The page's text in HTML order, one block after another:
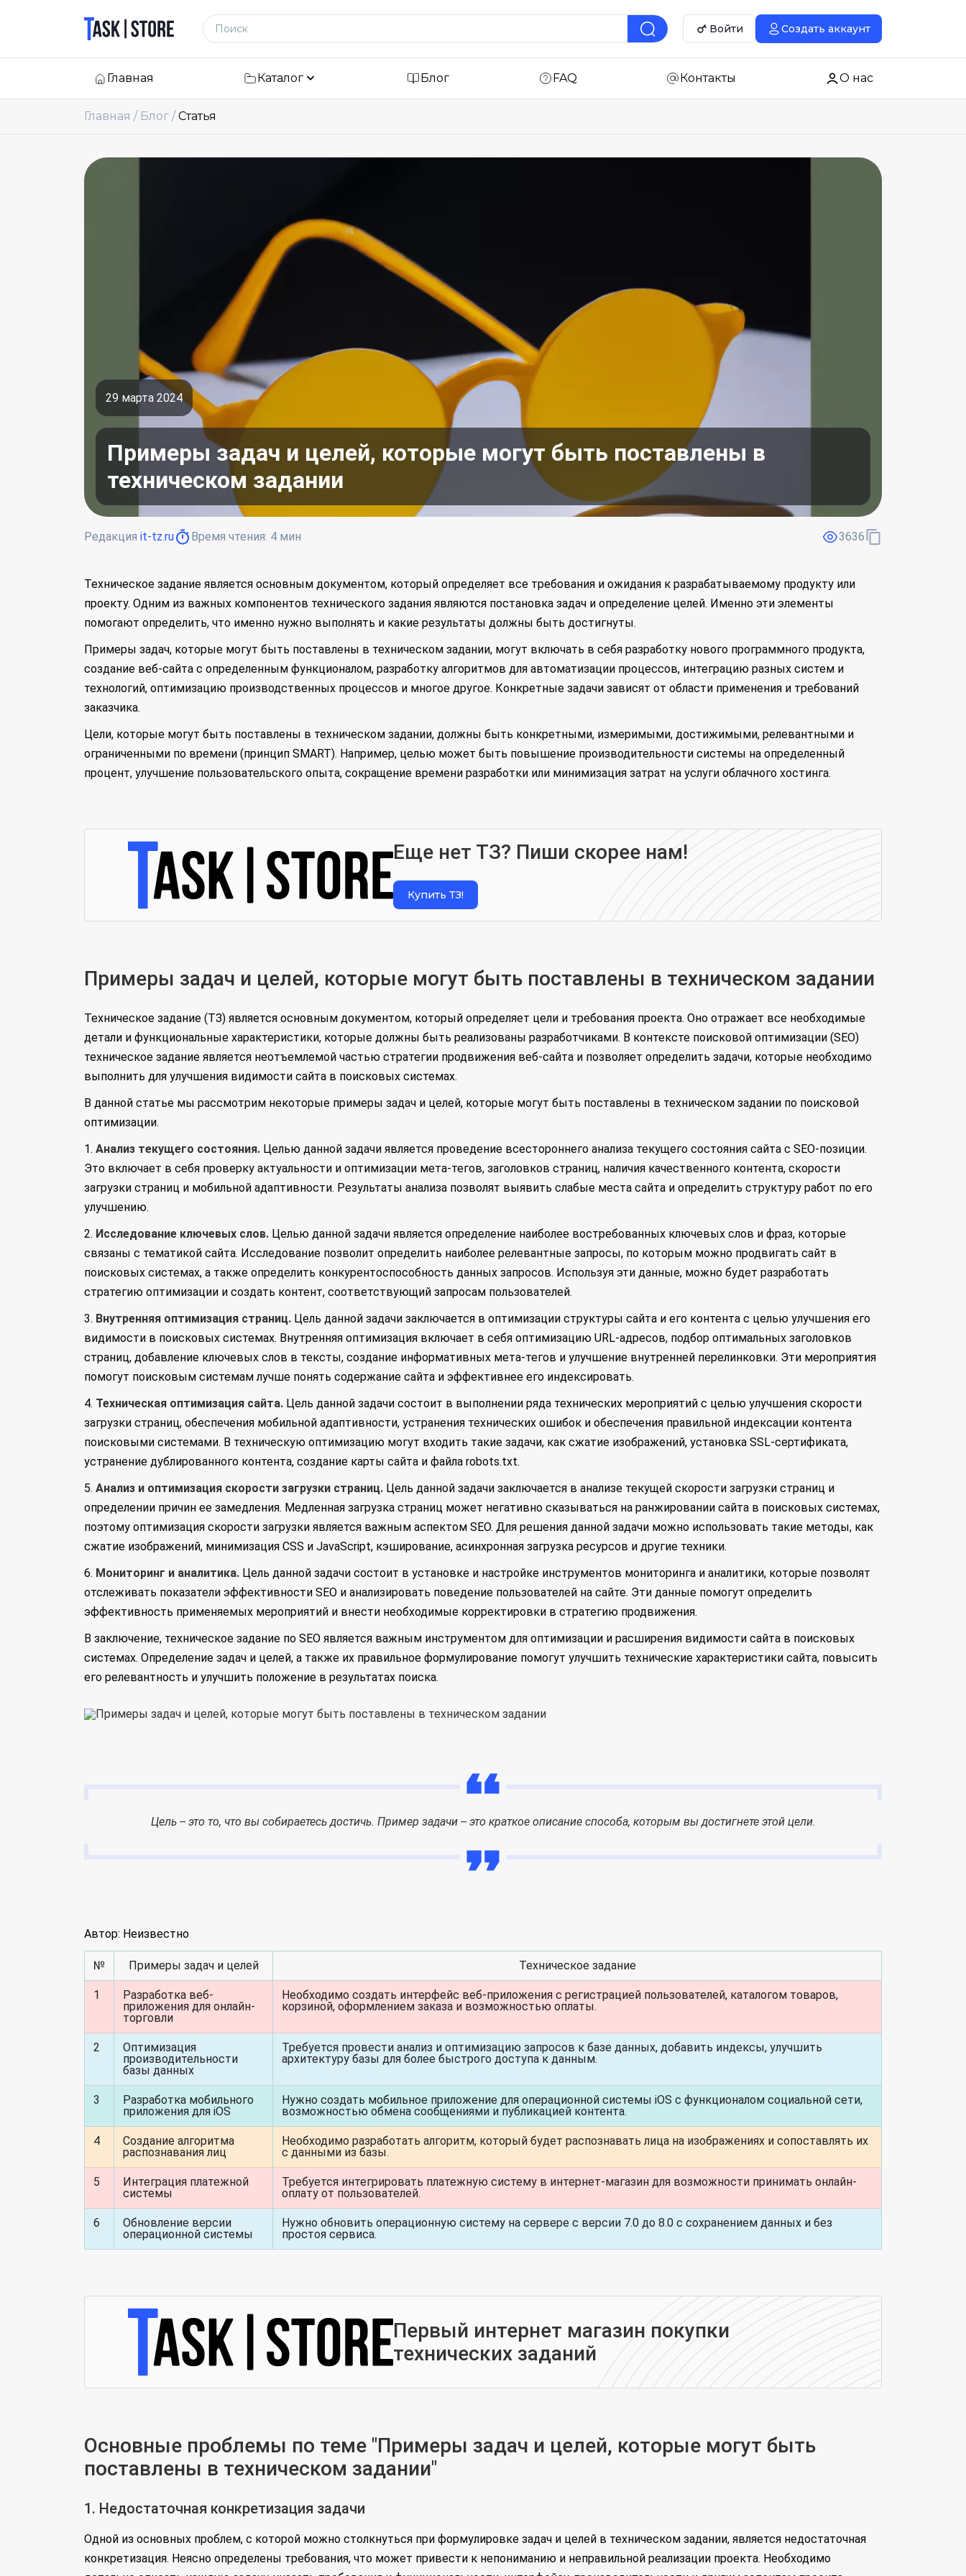
Логотип
Поиск по сайту
Войти Создать аккаунт
Главная Каталог Блог FAQ Контакты О нас
Главная Блог Статья
29 марта 2024
Примеры задач и целей, которые могут быть поставлены в
техническом задании
Редакция it-tz.ru Время чтения: 4 мин 3636
Техническое задание является основным документом, который определяет все требования и ожидания к разрабатываемому продукту или
проекту. Одним из важных компонентов технического задания являются постановка задач и определение целей. Именно эти элементы
помогают определить, что именно нужно выполнять и какие результаты должны быть достигнуты.
Примеры задач, которые могут быть поставлены в техническом задании, могут включать в себя разработку нового программного продукта,
создание веб-сайта с определенным функционалом, разработку алгоритмов для автоматизации процессов, интеграцию разных систем и
технологий, оптимизацию производственных процессов и многое другое. Конкретные задачи зависят от области применения и требований
заказчика.
Цели, которые могут быть поставлены в техническом задании, должны быть конкретными, измеримыми, достижимыми, релевантными и
ограниченными по времени (принцип SMART). Например, целью может быть повышение производительности системы на определенный
процент, улучшение пользовательского опыта, сокращение времени разработки или минимизация затрат на услуги облачного хостинга.
Еще нет ТЗ? Пиши скорее нам!
Купить ТЗ!
Примеры задач и целей, которые могут быть поставлены в техническом задании
Техническое задание (ТЗ) является основным документом, который определяет цели и требования проекта. Оно отражает все необходимые
детали и функциональные характеристики, которые должны быть реализованы разработчиками. В контексте поисковой оптимизации (SEO)
техническое задание является неотъемлемой частью стратегии продвижения веб-сайта и позволяет определить задачи, которые необходимо
выполнить для улучшения видимости сайта в поисковых системах.
В данной статье мы рассмотрим некоторые примеры задач и целей, которые могут быть поставлены в техническом задании по поисковой
оптимизации.
1. Анализ текущего состояния. Целью данной задачи является проведение всестороннего анализа текущего состояния сайта с SEO-позиции.
Это включает в себя проверку актуальности и оптимизации мета-тегов, заголовков страниц, наличия качественного контента, скорости
загрузки страниц и мобильной адаптивности. Результаты анализа позволят выявить слабые места сайта и определить структуру работ по его
улучшению.
2. Исследование ключевых слов. Целью данной задачи является определение наиболее востребованных ключевых слов и фраз, которые
связаны с тематикой сайта. Исследование позволит определить наиболее релевантные запросы, по которым можно продвигать сайт в
поисковых системах, а также определить конкурентоспособность данных запросов. Используя эти данные, можно будет разработать
стратегию оптимизации и создать контент, соответствующий запросам пользователей.
3. Внутренняя оптимизация страниц. Цель данной задачи заключается в оптимизации структуры сайта и его контента с целью улучшения его
видимости в поисковых системах. Внутренняя оптимизация включает в себя оптимизацию URL-адресов, подбор оптимальных заголовков
страниц, добавление ключевых слов в тексты, создание информативных мета-тегов и улучшение внутренней перелинковки. Эти мероприятия
помогут поисковым системам лучше понять содержание сайта и эффективнее его индексировать.
4. Техническая оптимизация сайта. Цель данной задачи состоит в выполнении ряда технических мероприятий с целью улучшения скорости
загрузки страниц, обеспечения мобильной адаптивности, устранения технических ошибок и обеспечения правильной индексации контента
поисковыми системами. В техническую оптимизацию могут входить такие задачи, как сжатие изображений, установка SSL-сертификата,
устранение дублированного контента, создание карты сайта и файла robots.txt.
5. Анализ и оптимизация скорости загрузки страниц. Цель данной задачи заключается в анализе текущей скорости загрузки страниц и
определении причин ее замедления. Медленная загрузка страниц может негативно сказываться на ранжировании сайта в поисковых системах,
поэтому оптимизация скорости загрузки является важным аспектом SEO. Для решения данной задачи можно использовать такие методы, как
сжатие изображений, минимизация CSS и JavaScript, кэширование, асинхронная загрузка ресурсов и другие техники.
6. Мониторинг и аналитика. Цель данной задачи состоит в установке и настройке инструментов мониторинга и аналитики, которые позволят
отслеживать показатели эффективности SEO и анализировать поведение пользователей на сайте. Эти данные помогут определить
эффективность применяемых мероприятий и внести необходимые корректировки в стратегию продвижения.
В заключение, техническое задание по SEO является важным инструментом для оптимизации и расширения видимости сайта в поисковых
системах. Определение задач и целей, а также их правильное формулирование помогут улучшить технические характеристики сайта, повысить
его релевантность и улучшить положение в результатах поиска.
Цель -- это то, что вы собираетесь достичь. Пример задачи -- это краткое описание способа, которым вы достигнете этой цели.
Автор: Неизвестно
№ Примеры задач и целей Техническое задание
1
Разработка веб-
приложения для онлайн-
торговли
Необходимо создать интерфейс веб-приложения с регистрацией пользователей, каталогом товаров,
корзиной, оформлением заказа и возможностью оплаты.
2
Оптимизация
производительности
базы данных
Требуется провести анализ и оптимизацию запросов к базе данных, добавить индексы, улучшить
архитектуру базы для более быстрого доступа к данным.
3
Разработка мобильного
приложения для iOS
Нужно создать мобильное приложение для операционной системы iOS с функционалом социальной сети,
возможностью обмена сообщениями и публикацией контента.
4
Создание алгоритма
распознавания лиц
Необходимо разработать алгоритм, который будет распознавать лица на изображениях и сопоставлять их
с данными из базы.
5
Интеграция платежной
системы
Требуется интегрировать платежную систему в интернет-магазин для возможности принимать онлайн-
оплату от пользователей.
6
Обновление версии
операционной системы
Нужно обновить операционную систему на сервере с версии 7.0 до 8.0 с сохранением данных и без
простоя сервиса.
Первый интернет магазин покупки
технических заданий
Основные проблемы по теме "Примеры задач и целей, которые могут быть
поставлены в техническом задании"
1. Недостаточная конкретизация задачи
Одной из основных проблем, с которой можно столкнуться при формулировке задач и целей в техническом задании, является недостаточная
конкретизация. Неясно определены требования, что может привести к непониманию и неправильной реализации проекта. Необходимо